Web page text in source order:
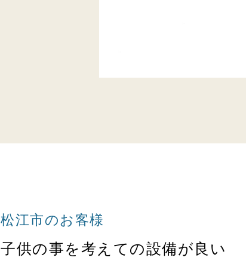
松江市のお客様
子供の事を考えての設備が良い